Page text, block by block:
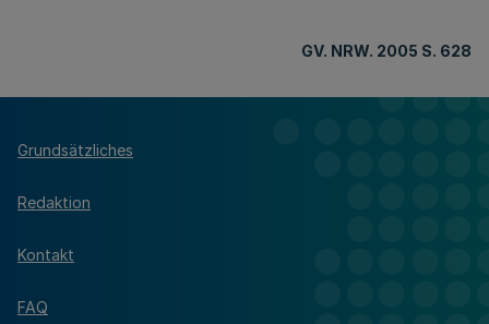
GV. NRW. 2005 S. 628
Grundsätzliches
Redaktion
Kontakt
FAQ